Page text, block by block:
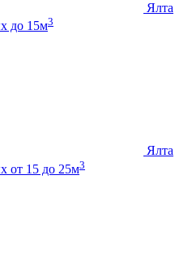
Ялта
до 15м3
Ялта
от 15 до 25м3